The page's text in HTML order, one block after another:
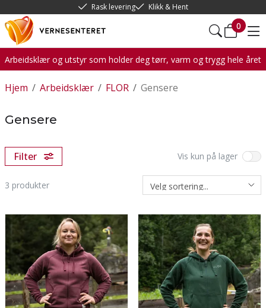
Rask levering Klikk & Hent
0
Arbeidsklær og utstyr som holder deg tørr, varm og trygg hele året
/
Hjem /
Arbeidsklær /
FLOR Gensere
Gensere
Filter Vis kun på lager
3 produkter